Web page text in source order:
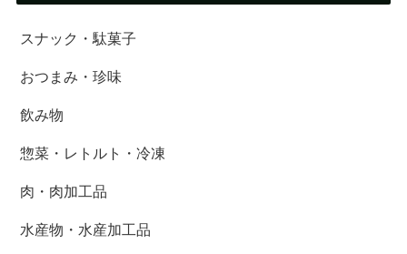
スナック・駄菓子
おつまみ・珍味
飲み物
惣菜・レトルト・冷凍
肉・肉加工品
水産物・水産加工品